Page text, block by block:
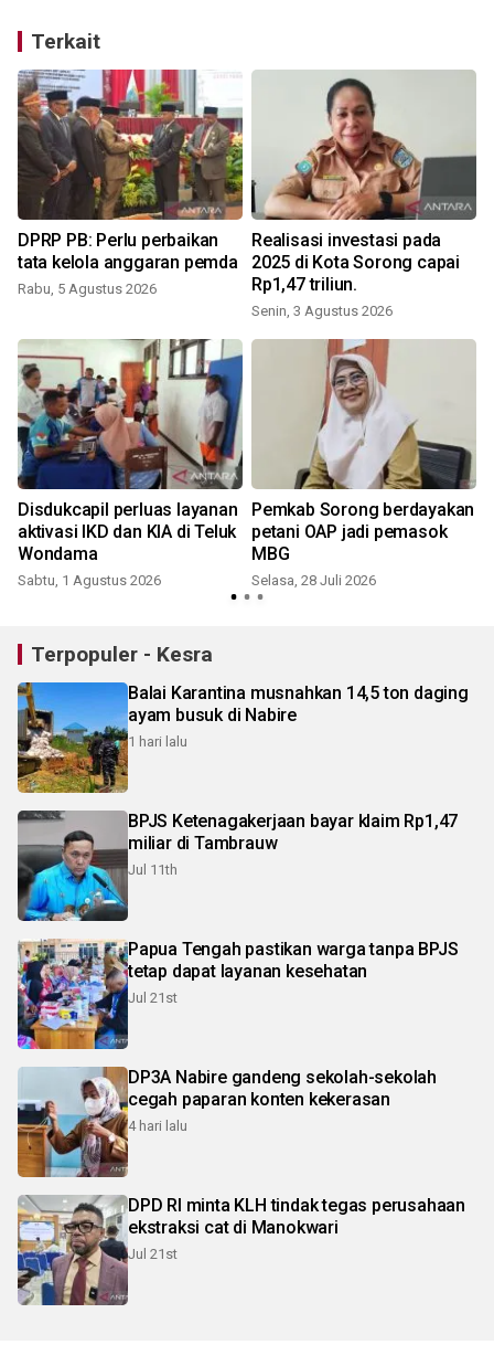
Terkait
DPRP PB: Perlu perbaikan
tata kelola anggaran pemda
Rabu, 5 Agustus 2026
Realisasi investasi pada
2025 di Kota Sorong capai
Rp1,47 triliun.
Senin, 3 Agustus 2026
Disdukcapil perluas layanan
aktivasi IKD dan KIA di Teluk
Wondama
Sabtu, 1 Agustus 2026
Pemkab Sorong berdayakan
petani OAP jadi pemasok
MBG
Selasa, 28 Juli 2026
Terpopuler - Kesra
Balai Karantina musnahkan 14,5 ton daging
ayam busuk di Nabire
1 hari lalu
BPJS Ketenagakerjaan bayar klaim Rp1,47
miliar di Tambrauw
Jul 11th
Papua Tengah pastikan warga tanpa BPJS
tetap dapat layanan kesehatan
Jul 21st
DP3A Nabire gandeng sekolah-sekolah
cegah paparan konten kekerasan
4 hari lalu
DPD RI minta KLH tindak tegas perusahaan
ekstraksi cat di Manokwari
Jul 21st